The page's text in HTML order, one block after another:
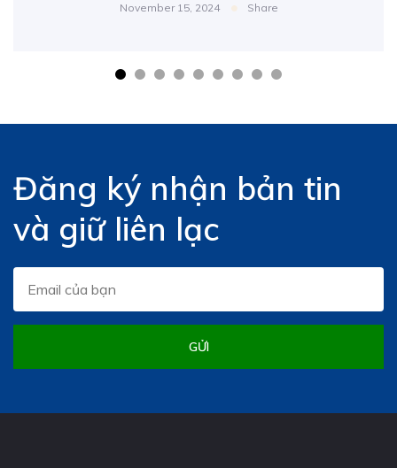
November 15, 2024 Share
Đăng ký nhận bản tin
và giữ liên lạc
GỬI